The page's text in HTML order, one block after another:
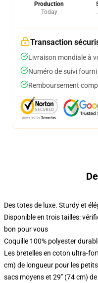
Production
Today
Transaction
Livraison mondiale à
Numéro de suivi
Remboursement
Des totes de luxe. Sturdy et
Disponible en trois tailles:
bon pour vous
Coquille 100% polyester
Les bretelles en coton ultra-
cm) de longueur pour les
sacs moyens et 29" (74 cm)